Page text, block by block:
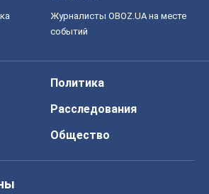
Журналисты OBOZ.UA на месте
событий
Политика
Расследования
Общество